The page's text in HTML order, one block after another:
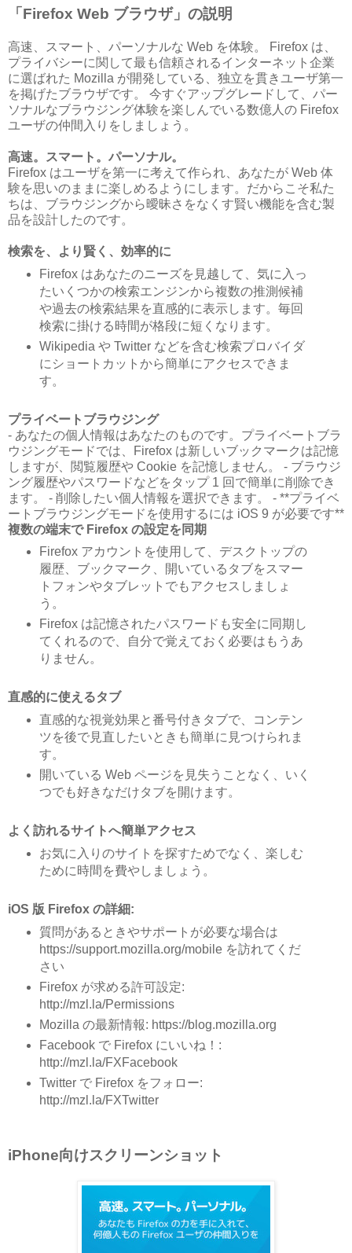
「Firefox Web ブラウザ」の説明
高速、スマート、パーソナルな Web を体験。 Firefox は、
プライバシーに関して最も信頼されるインターネット企業
に選ばれた Mozilla が開発している、独立を貫きユーザ第一
を掲げたブラウザです。 今すぐアップグレードして、パー
ソナルなブラウジング体験を楽しんでいる数億人の Firefox
ユーザの仲間入りをしましょう。
高速。スマート。パーソナル。
Firefox はユーザを第一に考えて作られ、あなたが Web 体
験を思いのままに楽しめるようにします。だからこそ私た
ちは、ブラウジングから曖昧さをなくす賢い機能を含む製
品を設計したのです。
検索を、より賢く、効率的に
Firefox はあなたのニーズを見越して、気に入っ
たいくつかの検索エンジンから複数の推測候補
や過去の検索結果を直感的に表示します。毎回
検索に掛ける時間が格段に短くなります。
Wikipedia や Twitter などを含む検索プロバイダ
にショートカットから簡単にアクセスできま
す。
プライベートブラウジング
- あなたの個人情報はあなたのものです。プライベートブラ
ウジングモードでは、Firefox は新しいブックマークは記憶
しますが、閲覧履歴や Cookie を記憶しません。 - ブラウジ
ング履歴やパスワードなどをタップ 1 回で簡単に削除でき
ます。 - 削除したい個人情報を選択できます。 - **プライベ
ートブラウジングモードを使用するには iOS 9 が必要です**
複数の端末で Firefox の設定を同期
Firefox アカウントを使用して、デスクトップの
履歴、ブックマーク、開いているタブをスマー
トフォンやタブレットでもアクセスしましょ
う。
Firefox は記憶されたパスワードも安全に同期し
てくれるので、自分で覚えておく必要はもうあ
りません。
直感的に使えるタブ
直感的な視覚効果と番号付きタブで、コンテン
ツを後で見直したいときも簡単に見つけられま
す。
開いている Web ページを見失うことなく、いく
つでも好きなだけタブを開けます。
よく訪れるサイトへ簡単アクセス
お気に入りのサイトを探すためでなく、楽しむ
ために時間を費やしましょう。
iOS 版 Firefox の詳細:
質問があるときやサポートが必要な場合は
https://support.mozilla.org/mobile を訪れてくだ
さい
Firefox が求める許可設定:
http://mzl.la/Permissions
Mozilla の最新情報: https://blog.mozilla.org
Facebook で Firefox にいいね！:
http://mzl.la/FXFacebook
Twitter で Firefox をフォロー:
http://mzl.la/FXTwitter
iPhone向けスクリーンショット